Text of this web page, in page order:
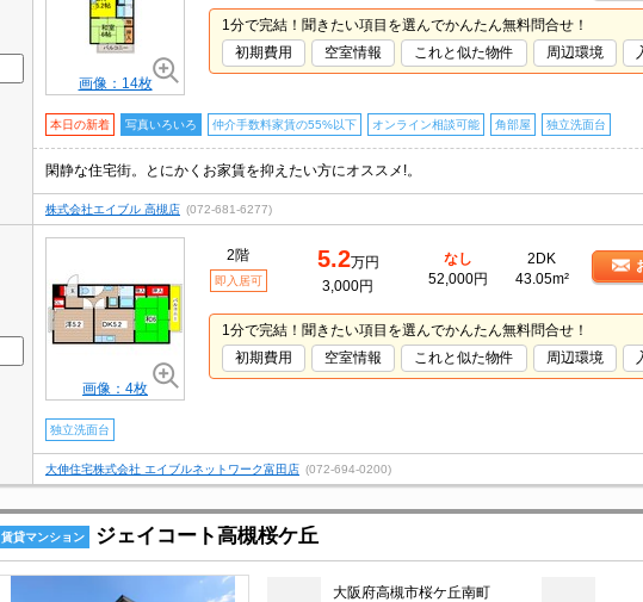
画像：14枚
1分で完結！聞きたい項目を選んでかんたん無料問合せ！
初期費用
空室情報 これと似た物件 周辺環境
本日の新着 写真いろいろ 仲介手数料家賃の55%以下 オンライン相談可能 角部屋 独立洗面台
閑静な住宅街。とにかくお家賃を抑えたい方にオススメ!。
株式会社エイブル 高槻店 (072-681-6277)
画像：4枚
2階
即入居可
5.2万円
3,000円
なし
52,000円
2DK
43.05m²
1分で完結！聞きたい項目を選んでかんたん無料問合せ！
初期費用
空室情報 これと似た物件 周辺環境
独立洗面台
大伸住宅株式会社 エイブルネットワーク富田店 (072-694-0200)
賃貸マンション ジェイコート高槻桜ケ丘
大阪府高槻市桜ケ丘南町